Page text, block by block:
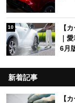
10
【
｜
6月
新着記事
【